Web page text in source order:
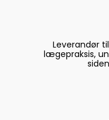
Leverandør
lægepraksis,